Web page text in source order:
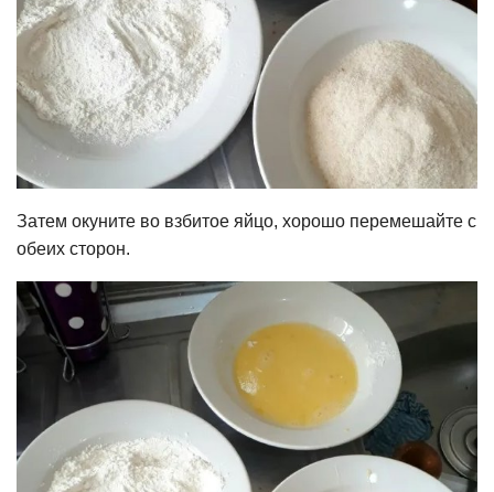
Затем окуните во взбитое яйцо, хорошо перемешайте с
обеих сторон.